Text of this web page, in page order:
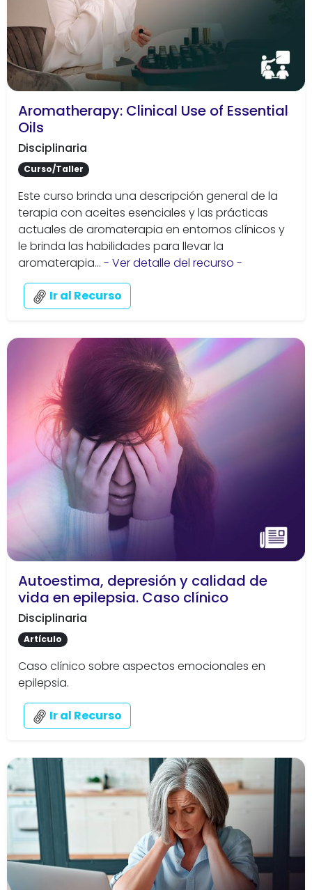
Aromatherapy: Clinical Use of Essential
Oils
Disciplinaria
Curso/Taller
Este curso brinda una descripción general de la
terapia con aceites esenciales y las prácticas
actuales de aromaterapia en entornos clínicos y
le brinda las habilidades para llevar la
aromaterapia... - Ver detalle del recurso -
Ir al Recurso
Autoestima, depresión y calidad de
vida en epilepsia. Caso clínico
Disciplinaria
Artículo
Caso clínico sobre aspectos emocionales en
epilepsia.
Ir al Recurso